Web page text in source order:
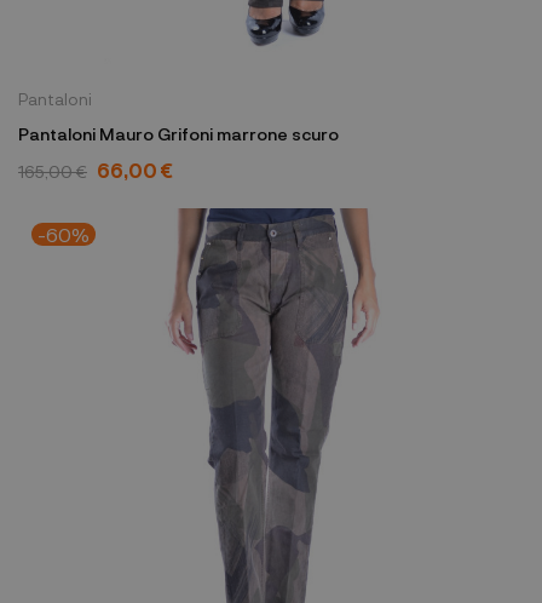
Pantaloni
Pantaloni Mauro Grifoni marrone scuro
165,00 € 66,00 €
-60%